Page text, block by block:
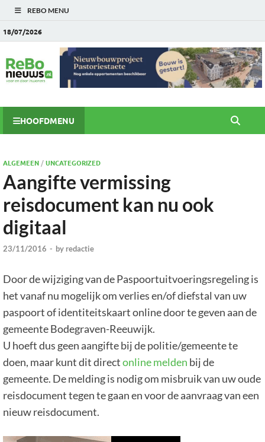
REBO MENU
18/07/2026
HOOFDMENU
ALGEMEEN/UNCATEGORIZED
Aangifte vermissing
reisdocument kan nu ook
digitaal
23/11/2016 - by redactie
Door de wijziging van de Paspoortuitvoeringsregeling is
het vanaf nu mogelijk om verlies en/of diefstal van uw
paspoort of identiteitskaart online door te geven aan de
gemeente Bodegraven-Reeuwijk.
U hoeft dus geen aangifte bij de politie/gemeente te
doen, maar kunt dit directonline melden bij de
gemeente. De melding is nodig om misbruik van uw oude
reisdocument tegen te gaan en voor de aanvraag van een
nieuw reisdocument.